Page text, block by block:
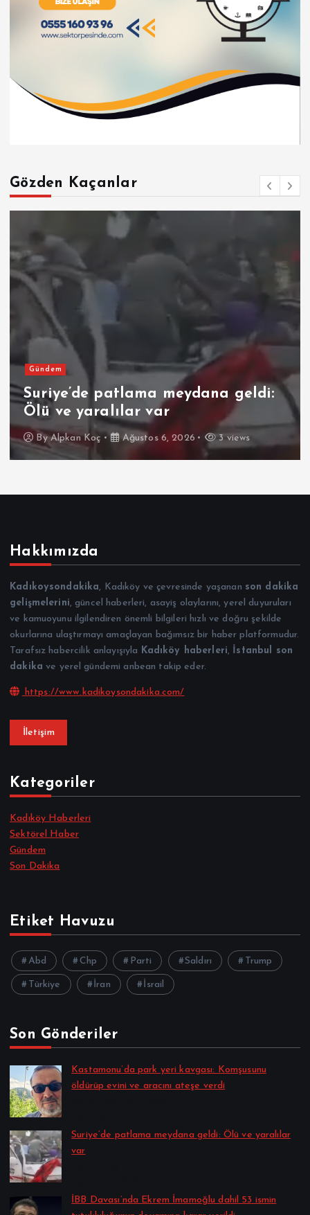
Gözden Kaçanlar
Gündem
Suriye’de patlama meydana geldi:
Ölü ve yaralılar var
ByAlpkan Koç Ağustos 6, 2026 3 views
Hakkımızda
Kadıkoysondakika, Kadıköy ve çevresinde yaşanan son dakika
gelişmelerini, güncel haberleri, asayiş olaylarını, yerel duyuruları
ve kamuoyunu ilgilendiren önemli bilgileri hızlı ve doğru şekilde
okurlarına ulaştırmayı amaçlayan bağımsız bir haber platformudur.
Tarafsız habercilik anlayışıyla Kadıköy haberleri,
İstanbul son
dakika ve yerel gündemi anbean takip eder.
https://www.kadikoysondakika.com/
İletişim
Kategoriler
Kadıköy Haberleri
Sektörel Haber
Gündem
Son Dakika
Etiket Havuzu
Abd Chp Parti Saldırı Trump
Türkiye İran İsrail
Son Gönderiler
Kastamonu’da park yeri kavgası: Komşusunu
öldürüp evini ve aracını ateşe verdi
Suriye’de patlama meydana geldi: Ölü ve yaralılar
var
İBB Davası’nda Ekrem İmamoğlu dahil 53 ismin